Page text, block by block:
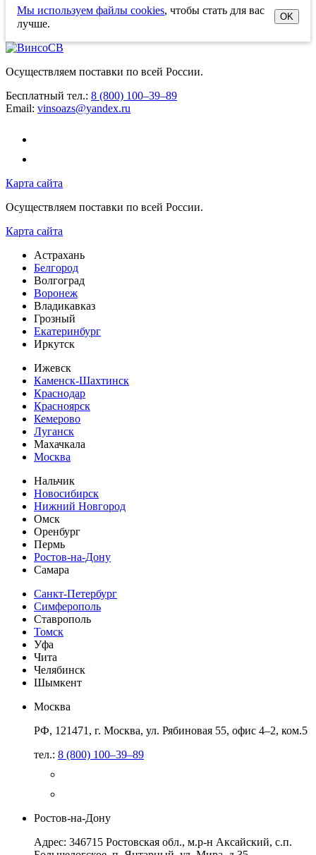
Мы используем файлы cookies, чтобы стать для вас
лучше.
OK
Осуществляем поставки по всей России.
Бесплатный тел.: 8 (800) 100–39–89
Email: vinsoazs@yandex.ru
Карта сайта
Осуществляем поставки по всей России.
Карта сайта
Астрахань
Белгород
Волгоград
Воронеж
Владикавказ
Грозный
Екатеринбург
Иркутск
Ижевск
Каменск-Шахтинск
Краснодар
Красноярск
Кемерово
Луганск
Махачкала
Москва
Нальчик
Новосибирск
Нижний Новгород
Омск
Оренбург
Пермь
Ростов-на-Дону
Самара
Санкт-Петербург
Симферополь
Ставрополь
Томск
Уфа
Чита
Челябинск
Шымкент
Москва
РФ, 121471, г. Москва, ул. Рябиновая 55, офис 4–2, ком.5
тел.: 8 (800) 100–39–89
Ростов-на-Дону
Адрес: 346715 Ростовская обл., м.р-н Аксайский, с.п.